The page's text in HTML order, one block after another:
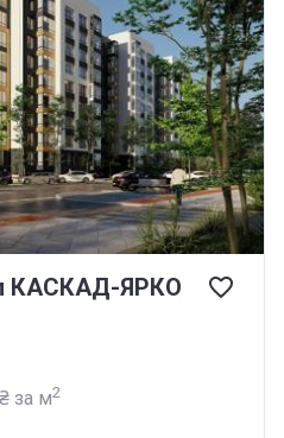
КАСКАД-ЯРКО
за м2